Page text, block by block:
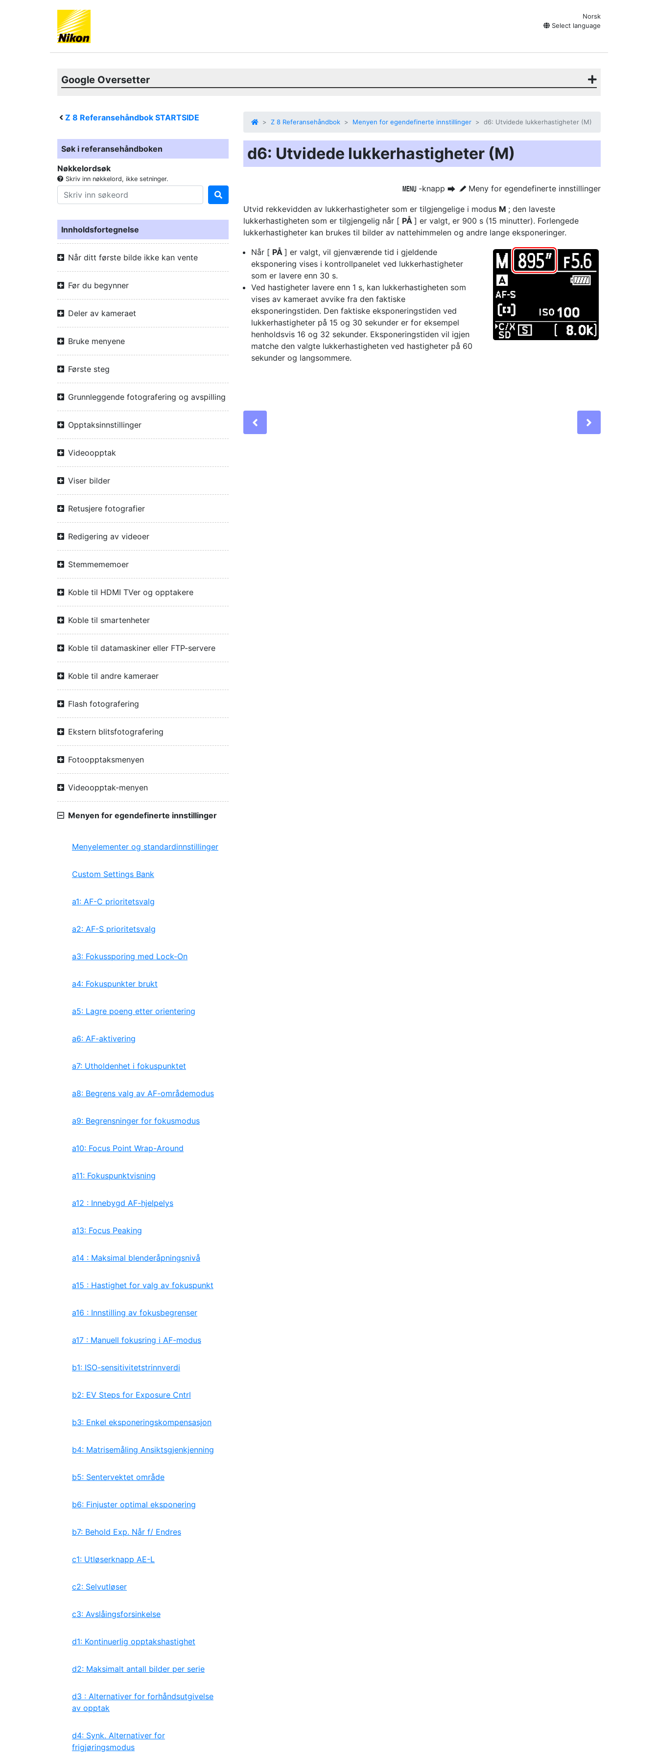
Norsk
Select language
Google Oversetter
Z 8 Referansehåndbok STARTSIDE
Søk i referansehåndboken
Nøkkelordsøk
Skriv inn nøkkelord, ikke setninger.
Innholdsfortegnelse
Når ditt første bilde ikke kan vente
Før du begynner
Deler av kameraet
Bruke menyene
Første steg
Grunnleggende fotografering og avspilling
Opptaksinnstillinger
Videoopptak
Viser bilder
Retusjere fotografier
Redigering av videoer
Stemmememoer
Koble til HDMI TVer og opptakere
Koble til smartenheter
Koble til datamaskiner eller FTP-servere
Koble til andre kameraer
Flash fotografering
Ekstern blitsfotografering
Fotoopptaksmenyen
Videoopptak-menyen
Menyen for egendefinerte innstillinger
Menyelementer og standardinnstillinger
Custom Settings Bank
a1: AF-C prioritetsvalg
a2: AF-S prioritetsvalg
a3: Fokussporing med Lock-On
a4: Fokuspunkter brukt
a5: Lagre poeng etter orientering
a6: AF-aktivering
a7: Utholdenhet i fokuspunktet
a8: Begrens valg av AF-områdemodus
a9: Begrensninger for fokusmodus
a10: Focus Point Wrap-Around
a11: Fokuspunktvisning
a12 : Innebygd AF-hjelpelys
a13: Focus Peaking
a14 : Maksimal blenderåpningsnivå
a15 : Hastighet for valg av fokuspunkt
a16 : Innstilling av fokusbegrenser
a17 : Manuell fokusring i AF-modus
b1: ISO-sensitivitetstrinnverdi
b2: EV Steps for Exposure Cntrl
b3: Enkel eksponeringskompensasjon
b4: Matrisemåling Ansiktsgjenkjenning
b5: Sentervektet område
b6: Finjuster optimal eksponering
b7: Behold Exp. Når f/ Endres
c1: Utløserknapp AE-L
c2: Selvutløser
c3: Avslåingsforsinkelse
d1: Kontinuerlig opptakshastighet
d2: Maksimalt antall bilder per serie
d3 : Alternativer for forhåndsutgivelse
av opptak
d4: Synk. Alternativer for
frigjøringsmodus
Z 8 Referansehåndbok Menyen for egendefinerte innstillinger d6: Utvidede lukkerhastigheter (M)
d6: Utvidede lukkerhastigheter (M)
G -knapp U A Meny for egendefinerte innstillinger
Utvid rekkevidden av lukkerhastigheter som er tilgjengelige i modus M ; den laveste
lukkerhastigheten som er tilgjengelig når [ PÅ ] er valgt, er 900 s (15 minutter). Forlengede
lukkerhastigheter kan brukes til bilder av nattehimmelen og andre lange eksponeringer.
Når [ PÅ ] er valgt, vil gjenværende tid i gjeldende
eksponering vises i kontrollpanelet ved lukkerhastigheter
som er lavere enn 30 s.
Ved hastigheter lavere enn 1 s, kan lukkerhastigheten som
vises av kameraet avvike fra den faktiske
eksponeringstiden. Den faktiske eksponeringstiden ved
lukkerhastigheter på 15 og 30 sekunder er for eksempel
henholdsvis 16 og 32 sekunder. Eksponeringstiden vil igjen
matche den valgte lukkerhastigheten ved hastigheter på 60
sekunder og langsommere.